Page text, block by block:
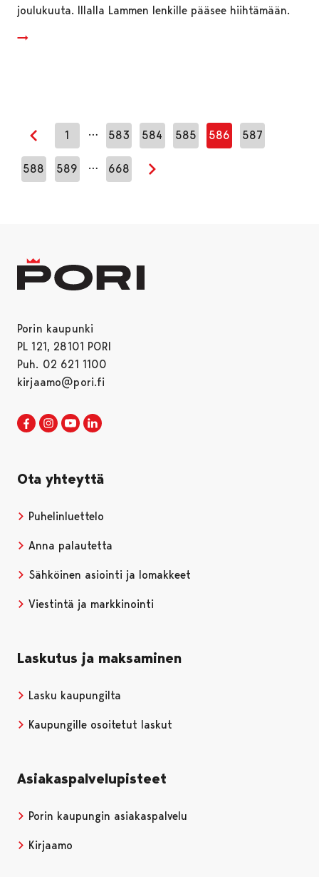
joulukuuta. Illalla Lammen lenkille pääsee hiihtämään.
Edellinen sivu
1 … 583 584 585 586 587
588 589 … 668
Seuraava sivu
Porin kaupunki
PL 121, 28101 PORI
Puh. 02 621 1100
kirjaamo@pori.fi
Porin kaupunki Facebookissa
Avautuu uudessa välilehdessä
Porin kaupunki Instagramissa
Avautuu uudessa välilehdessä
Porin kaupunki Youtubessa
Avautuu uudessa välilehdessä
Ota yhteyttä
Puhelinluettelo
Anna palautetta
Sähköinen asiointi ja lomakkeet
Viestintä ja markkinointi
Laskutus ja maksaminen
Lasku kaupungilta
Kaupungille osoitetut laskut
Asiakaspalvelupisteet
Porin kaupungin asiakaspalvelu
Kirjaamo